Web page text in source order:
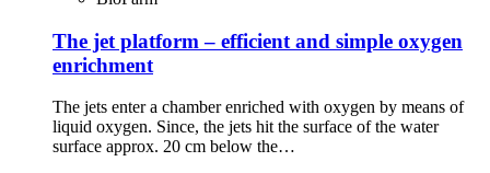
The jet platform – efficient and simple oxygen
enrichment
The jets enter a chamber enriched with oxygen by means of
liquid oxygen. Since, the jets hit the surface of the water
surface approx. 20 cm below the…